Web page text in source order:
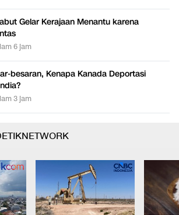
Gelar Kerajaan Menantu karena
6 jam
besaran, Kenapa Kanada Deportasi
3 jam